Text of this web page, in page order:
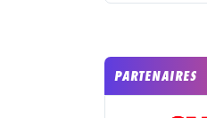
PARTENAIRES